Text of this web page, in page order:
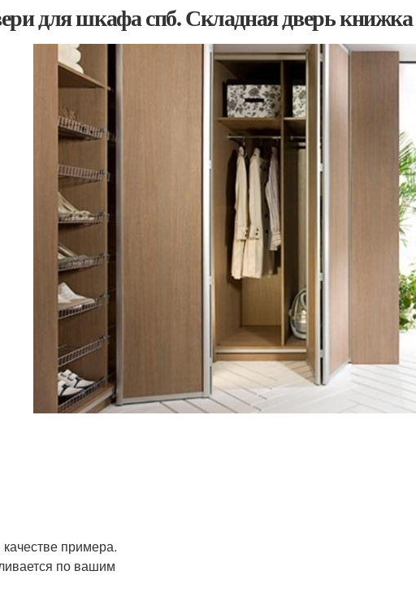
для шкафа спб. Складная дверь
примера.
по вашим